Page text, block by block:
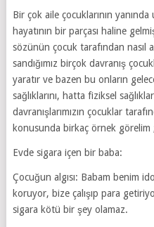
Bir çok aile çocuklarının yanında
hayatının bir parçası haline
sözünün çocuk tarafından nasıl
sandığımız birçok davranış
yaratır ve bazen bu onların
sağlıklarını, hatta fiziksel
davranışlarımızın çocuklar
konusunda birkaç örnek görelim
Evde sigara içen bir baba:
Çocuğun algısı: Babam benim
koruyor, bize çalışıp para
sigara kötü bir şey olamaz.